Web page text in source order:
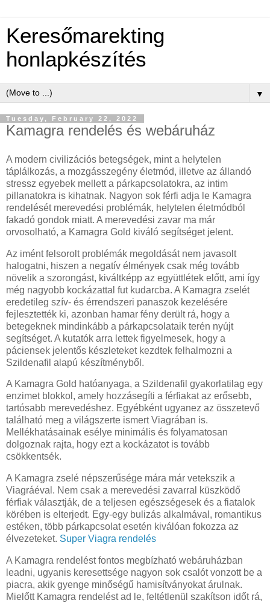
Keresőmarekting
honlapkészítés
▼
Tuesday, February 22, 2022
Kamagra rendelés és webáruház
A modern civilizációs betegségek, mint a helytelen
táplálkozás, a mozgásszegény életmód, illetve az állandó
stressz egyebek mellett a párkapcsolatokra, az intim
pillanatokra is kihatnak. Nagyon sok férfi adja le Kamagra
rendelését merevedési problémák, helytelen életmódból
fakadó gondok miatt. A merevedési zavar ma már
orvosolható, a Kamagra Gold kiváló segítséget jelent.
Az imént felsorolt problémák megoldását nem javasolt
halogatni, hiszen a negatív élmények csak még tovább
növelik a szorongást, kiváltképp az együttlétek előtt, ami így
még nagyobb kockázattal fut kudarcba. A Kamagra zselét
eredetileg szív- és érrendszeri panaszok kezelésére
fejlesztették ki, azonban hamar fény derült rá, hogy a
betegeknek mindinkább a párkapcsolataik terén nyújt
segítséget. A kutatók arra lettek figyelmesek, hogy a
páciensek jelentős készleteket kezdtek felhalmozni a
Szildenafil alapú készítményből.
A Kamagra Gold hatóanyaga, a Szildenafil gyakorlatilag egy
enzimet blokkol, amely hozzásegíti a férfiakat az erősebb,
tartósabb merevedéshez. Egyébként ugyanez az összetevő
található meg a világszerte ismert Viagrában is.
Mellékhatásainak esélye minimális és folyamatosan
dolgoznak rajta, hogy ezt a kockázatot is tovább
csökkentsék.
A Kamagra zselé népszerűsége mára már vetekszik a
Viagráéval. Nem csak a merevedési zavarral küszködő
férfiak választják, de a teljesen egészségesek és a fiatalok
körében is elterjedt. Egy-egy bulizás alkalmával, romantikus
estéken, több párkapcsolat esetén kiválóan fokozza az
élvezeteket. Super Viagra rendelés
A Kamagra rendelést fontos megbízható webáruházban
leadni, ugyanis keresettsége nagyon sok csalót vonzott be a
piacra, akik gyenge minőségű hamisítványokat árulnak.
Mielőtt Kamagra rendelést ad le, feltétlenül szakítson időt rá,